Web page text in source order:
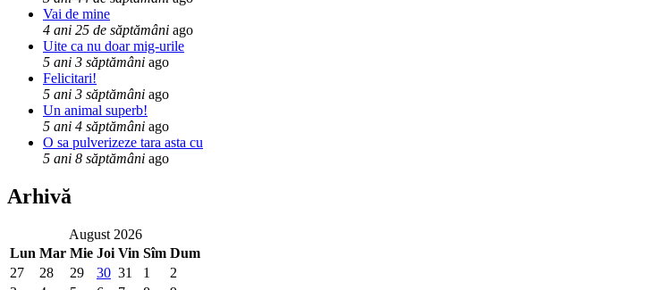
Vai de mine
4 ani 25 de săptămâni ago
Uite ca nu doar mig-urile
5 ani 3 săptămâni ago
Felicitari!
5 ani 3 săptămâni ago
Un animal superb!
5 ani 4 săptămâni ago
O sa pulverizeze tara asta cu
5 ani 8 săptămâni ago
Arhivă
August 2026
Lun Mar Mie Joi Vin Sîm Dum
27
28 29 30 31 1
2